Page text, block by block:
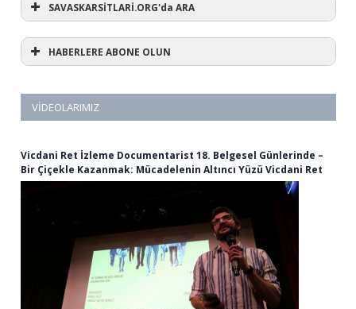
SAVASKARSİTLARİ.ORG'da ARA
HABERLERE ABONE OLUN
VIDEOLARIMIZ
Vicdani Ret İzleme Documentarist 18. Belgesel Günlerinde –
Bir Çiçekle Kazanmak: Mücadelenin Altıncı Yüzü Vicdani Ret